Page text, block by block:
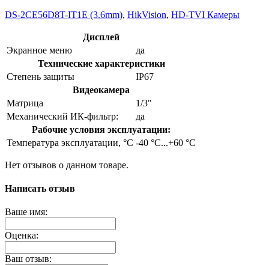
DS-2CE56D8T-IT1E (3.6mm), HikVision, HD-TVI Камеры
Дисплей
Экранное меню
да
Технические характеристики
Степень защиты
IP67
Видеокамера
Матрица
1/3"
Механический ИК-фильтр:
да
Рабочие условия эксплуатации:
Температура эксплуатации, °C -40 °C...+60 °C
Нет отзывов о данном товаре.
Написать отзыв
Ваше имя:
Оценка:
Ваш отзыв: